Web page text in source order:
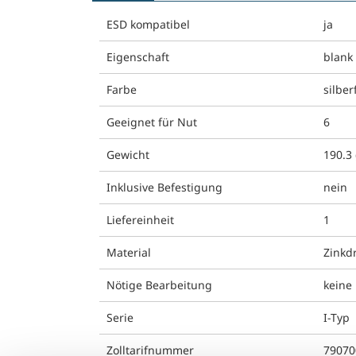
ESD kompatibel ja
Eigenschaft blank
Farbe
Geeignet für Nut 6
Gewicht 190.3
Inklusive Befestigung nein
Liefereinheit 1
Material
Nötige Bearbeitung keine
Serie I-Typ
Zolltarifnummer